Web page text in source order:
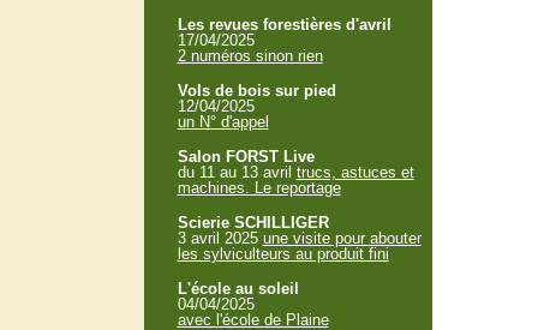
Les revues forestières d'avril
17/04/2025
2 numéros sinon rien
Vols de bois sur pied
12/04/2025
un N° d'appel
Salon FORST Live
du 11 au 13 avril trucs, astuces et
machines. Le reportage
Scierie SCHILLIGER
3 avril 2025 une visite pour abouter
les sylviculteurs au produit fini
L'école au soleil
04/04/2025
avec l'école de Plaine